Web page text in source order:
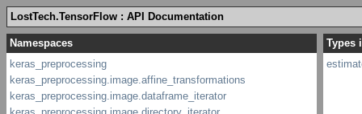
LostTech.TensorFlow : API Documentation
Types